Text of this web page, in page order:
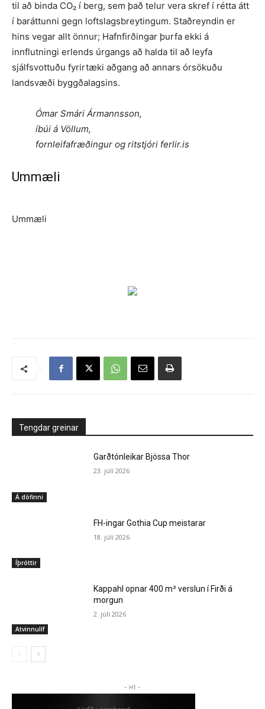
til að binda CO₂ í berg, sem það telur vera skref í rétta átt
í baráttunni gegn loftslagsbreytingum. Staðreyndin er
hins vegar allt önnur; Hafnfirðingar þurfa ekki á
innflutningi erlends úrgangs að halda til að leyfa
sjálfsvottuðu fyrirtæki aðgang að annars órsökuðu
landsvæði byggðalagsins.
Ómar Smári Ármannsson,
íbúi á Völlum,
fornleifafræðingur og ritstjóri ferlir.is
Ummæli
Ummæli
Tengdar greinar
Á döfinni
Garðtónleikar Bjössa Thor
23. júlí 2026
Íþróttir
FH-ingar Gothia Cup meistarar
18. júlí 2026
Atvinnulíf
Kappahl opnar 400 m² verslun í Firði á
morgun
2. júlí 2026
- H1 -